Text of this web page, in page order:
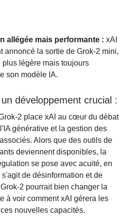
allégée mais performante : xAI
annoncé la sortie de Grok-2 mini,
plus légère mais toujours
son modèle IA.
développement crucial :
2 place xAI au cœur du débat
générative et la gestion des
Alors que des outils de
deviennent disponibles, la
se pose avec acuité, en
de désinformation et de
2 pourrait bien changer la
à voir comment xAI gérera les
nouvelles capacités.